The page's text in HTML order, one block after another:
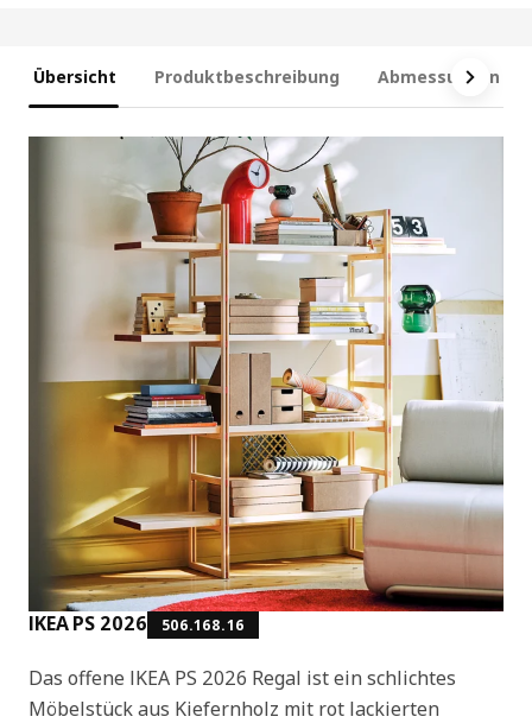
Übersicht Produktbeschreibung Abmessungen
IKEA PS 2026 506.168.16
Das offene IKEA PS 2026 Regal ist ein schlichtes
Möbelstück aus Kiefernholz mit rot lackierten